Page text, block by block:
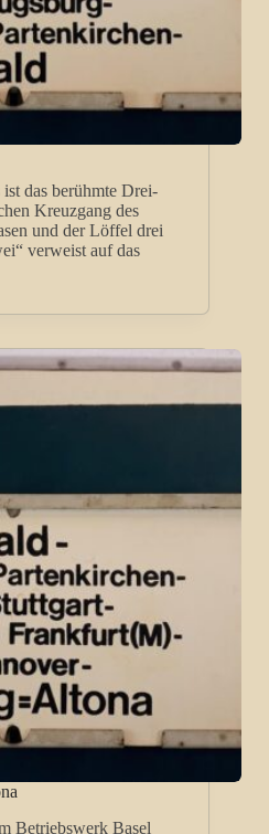
das berühmte Drei-
Kreuzgang des
und der Löffel drei
verweist auf das
Betriebswerk Basel